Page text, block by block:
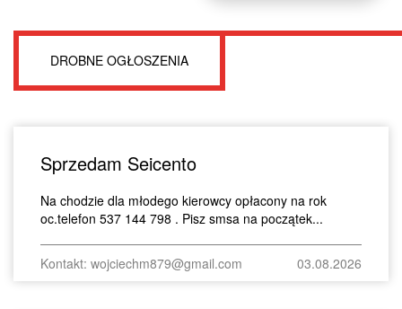
DROBNE OGŁOSZENIA
Sprzedam Seicento
Na chodzie dla młodego kierowcy opłacony na rok
oc.telefon 537 144 798 . Pisz smsa na początek...
Kontakt: wojciechm879@gmail.com 03.08.2026